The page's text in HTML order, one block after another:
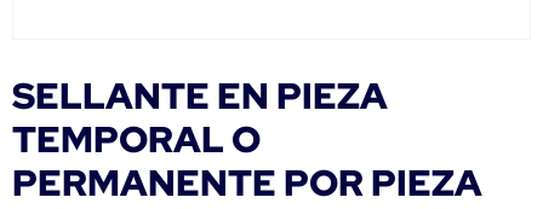
SELLANTE EN PIEZA
TEMPORAL O
PERMANENTE POR PIEZA